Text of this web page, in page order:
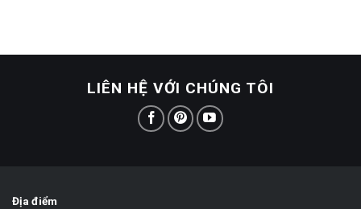
LIÊN HỆ VỚI CHÚNG TÔI
Địa điểm